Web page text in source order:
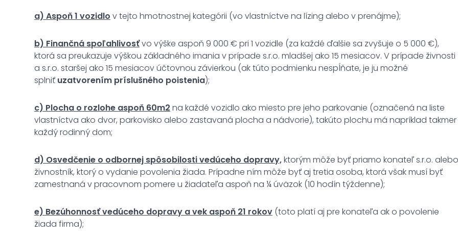
a) Aspoň 1 vozidlo v tejto hmotnostnej kategórii (vo vlastníctve na lízing alebo v prenájme);
b) Finančná spoľahlivosťvo výške aspoň 9 000 € pri 1 vozidle (za každé ďalšie sa zvyšuje o 5 000 €),
ktorá sa preukazuje výškou základného imania v prípade s.r.o. mladšej ako 15 mesiacov. V prípade živnosti
a s.r.o. staršej ako 15 mesiacov účtovnou závierkou (ak túto podmienku nespĺňate, je ju možné
splniť uzatvorením príslušného poistenia);
c) Plocha o rozlohe aspoň 60m2 na každé vozidlo ako miesto pre jeho parkovanie (označená na liste
vlastníctva ako dvor, parkovisko alebo zastavaná plocha a nádvorie), takúto plochu má napríklad takmer
každý rodinný dom;
d) Osvedčenie o odbornej spôsobilosti vedúceho dopravy,ktorým môže byť priamo konateľ s.r.o. alebo
živnostník, ktorý o vydanie povolenia žiada. Prípadne ním môže byť aj tretia osoba, ktorá však musí byť
zamestnaná v pracovnom pomere u žiadateľa aspoň na ¼ úväzok (10 hodín týždenne);
e) Bezúhonnosť vedúceho dopravy a vek aspoň 21 rokov (toto platí aj pre konateľa ak o povolenie
žiada firma);